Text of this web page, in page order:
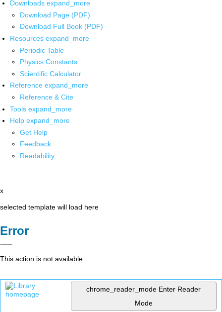
Downloads expand_more
Download Page (PDF)
Download Full Book (PDF)
Resources expand_more
Periodic Table
Physics Constants
Scientific Calculator
Reference expand_more
Reference & Cite
Tools expand_more
Help expand_more
Get Help
Feedback
Readability
x
selected template will load here
Error
This action is not available.
chrome_reader_mode Enter Reader
Mode